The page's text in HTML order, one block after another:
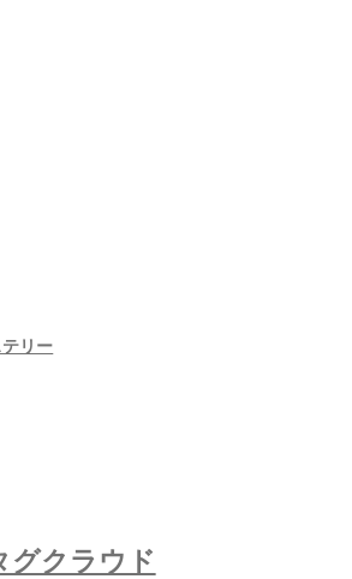
リー
グクラウド